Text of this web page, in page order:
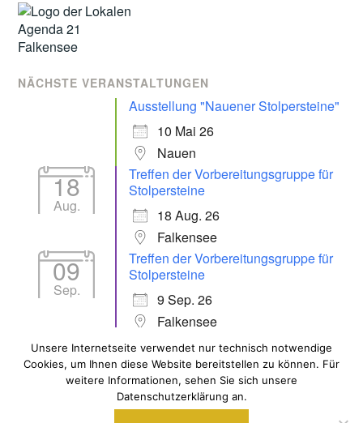
NÄCHSTE VERANSTALTUNGEN
Ausstellung "Nauener Stolpersteine"
10 Mai 26
Nauen
18
Aug.
Treffen der Vorbereitungsgruppe für
Stolpersteine
18 Aug. 26
Falkensee
09
Sep.
Treffen der Vorbereitungsgruppe für
Stolpersteine
9 Sep. 26
Falkensee
ALLE VERANSTALTUNGEN
Unsere Internetseite verwendet nur technisch notwendige
Cookies, um Ihnen diese Website bereitstellen zu können. Für
weitere Informationen, sehen Sie sich unsere
Datenschutzerklärung an.